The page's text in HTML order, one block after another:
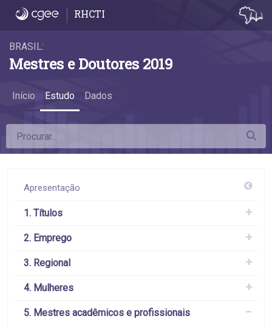
5.4 Remuneração - 5.4 Remuneração
RHCTI
BRASIL:
Mestres e Doutores 2019
Início Estudo Dados
Apresentação
1. Títulos
2. Emprego
3. Regional
4. Mulheres
5. Mestres acadêmicos e profissionais